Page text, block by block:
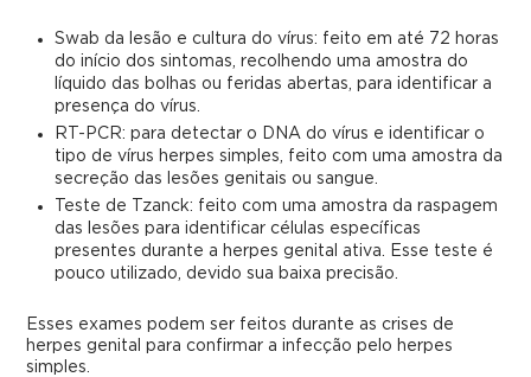
Swab da lesão e cultura do vírus: feito em até 72 horas
do início dos sintomas, recolhendo uma amostra do
líquido das bolhas ou feridas abertas, para identificar a
presença do vírus.
RT-PCR: para detectar o DNA do vírus e identificar o
tipo de vírus herpes simples, feito com uma amostra da
secreção das lesões genitais ou sangue.
Teste de Tzanck: feito com uma amostra da raspagem
das lesões para identificar células específicas
presentes durante a herpes genital ativa. Esse teste é
pouco utilizado, devido sua baixa precisão.
Esses exames podem ser feitos durante as crises de
herpes genital para confirmar a infecção pelo herpes
simples.